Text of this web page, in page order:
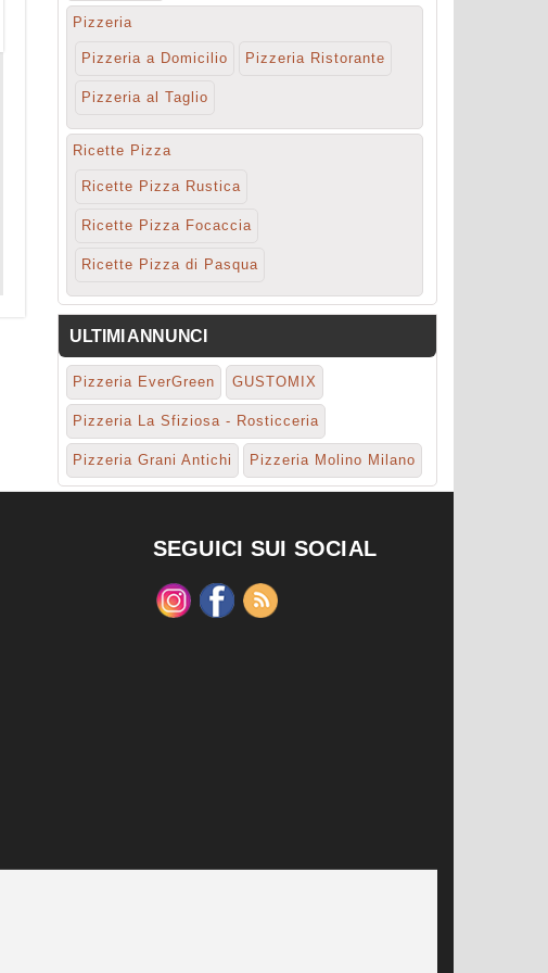
Pizzeria
Pizzeria a Domicilio Pizzeria Ristorante
Pizzeria al Taglio
Ricette Pizza
Ricette Pizza Rustica
Ricette Pizza Focaccia
Ricette Pizza di Pasqua
ULTIMI ANNUNCI
Pizzeria EverGreen GUSTOMIX
Pizzeria La Sfiziosa - Rosticceria
Pizzeria Grani Antichi Pizzeria Molino Milano
SEGUICI SUI SOCIAL